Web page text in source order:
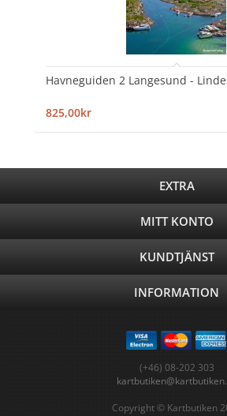
Havneguiden 2 Langesund -
825,00kr
EXTRA
MITT KONTO
KUNDTJÄNST
INFORMATION
(+46) 08-202 303
Copyright © Kartbutiken